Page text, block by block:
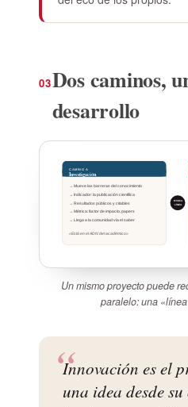
03Dos caminos,
desarrollo
CAMINO A
Investigación
→ Mueve las barreras del conocimiento
→ Indicador: la publicación científica
→ Resultados públicos y citables
→ Métrica: factor de impacto, papers
→ Llega a la comunidad vía el saber
«Está en el ADN del académico»
MISMA
LÍNEA
Un mismo proyecto puede
paralelo: una
Innovación es el
una idea desde